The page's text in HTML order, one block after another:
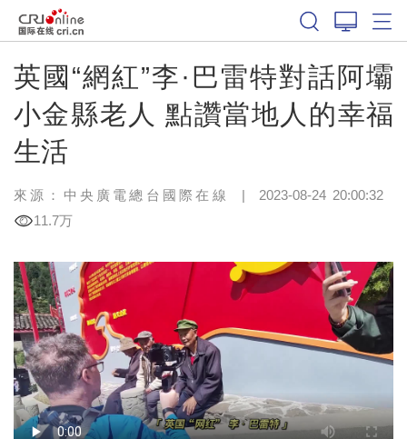
英國“網紅”李·巴雷特對話阿壩
小金縣老人 點讚當地人的幸福
生活
來源：中央廣電總台國際在線 | 2023-08-24 20:00:32
11.7万